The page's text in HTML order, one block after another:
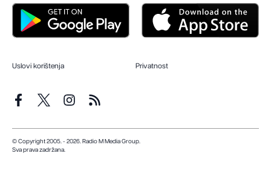
Uslovi korištenja Privatnost
© Copyright 2005. - 2026. Radio M Media Group.
Sva prava zadržana.